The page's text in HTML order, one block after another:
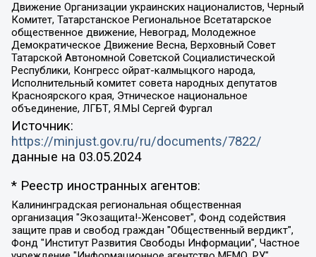
Движение Организации украинских националистов, Черный
Комитет, Татарстанское Региональное Всетатарское
общественное движение, Невоград, Молодежное
Демократическое Движение Весна, Верховный Совет
Татарской Автономной Советской Социалистической
Республики, Конгресс ойрат-калмыцкого народа,
Исполнительный комитет совета народных депутатов
Красноярского края, Этническое национальное
объединение, ЛГБТ, Я.МЫ Сергей Фургал
Источник:
https://minjust.gov.ru/ru/documents/7822/
данные на 03.05.2024
* Реестр иностранных агентов:
Калининградская региональная общественная организация "Экозащита!-Женсовет", Фонд содействия защите прав и свобод граждан "Общественный вердикт", Фонд "Институт Развития Свободы Информации", Частное учреждение "Информационное агентство МЕМО. РУ", Региональная общественная организация "Общественная комиссия по сохранению наследия академика Сахарова", Фонд поддержки свободы прессы, Санкт-Петербургская общественная правозащитная организация "Гражданский контроль", Межрегиональная общественная организация "Информационно-просветительский центр "Мемориал", Региональный Фонд "Центр Защиты Прав Средств Массовой Информации", с 05.12.2023 Фонд "Центр Защиты Прав Средств массовой информации", Региональная общественная благотворительная организация помощи беженцам и мигрантам "Гражданское содействие", Негосударственное образовательное учреждение дополнительного профессионального образования (повышение квалификации) специалистов "АКАДЕМИЯ ПО ПРАВАМ ЧЕЛОВЕКА", Свердловская региональная общественная организация "Сутяжник", Автономная некоммерческая организация "Центр независимых социологических исследований", Союз общественных объединений "Российский исследовательский центр по правам человека", Региональное общественное учреждение научно-информационный центр "МЕМОРИАЛ", Некоммерческая организация "Фонд защиты гласности", Автономная некоммерческая организация "Институт прав человека", Городская общественная организация "Екатеринбургское общество "МЕМОРИАЛ", Городская общественная организация "Рязанское историко-просветительское и правозащитное общество "Мемориал" (Рязанский Мемориал), Челябинский региональный орган общественной самодеятельности – женское общественное объединение "Женщины Евразии", Челябинский региональный орган общественной самодеятельности "Уральская правозащитная группа", Фонд содействия защите здоровья и социальной справедливости имени Андрея Рылькова, Автономная Некоммерческая Организация "Аналитический Центр Юрия Левады", Автономная некоммерческая организация социальной поддержки населения "Проект Апрель", Региональная общественная организация помощи женщинам и детям, находящимся в кризисной ситуации "Информационно-методический центр "Анна", Фонд содействия развитию массовых коммуникаций и правовому просвещению "Так-так-Так", Фонд содействия устойчивому развитию "Серебряная тайга", Свердловский региональный общественный фонд социальных проектов "Новое время", "Idel.Реалии", Кавказ.Реалии, Крым.Реалии, Телеканал Настоящее Время, Татаро-башкирская служба Радио Свобода (Azatliq Radiosi), Радио Свободная Европа/Радио Свобода (PCE/PC), "Сибирь.Реалии", "Фактограф", Благотворительный фонд помощи осужденным и их семьям, Автономная некоммерческая организация "Институт глобализации и социальных движений", Фонд "В защиту прав заключенных", Частное учреждение "Центр поддержки и содействия развитию средств массовой информации", Пензенский региональный общественный благотворительный фонд "Гражданский союз", "Север.Реалии", Некоммерческая организация Фонд "Правовая инициатива", Общество с ограниченной ответственностью "Радио Свободная Европа/Радио Свобода", Чешское информационное агентство "MEDIUM-ORIENT", Красноярская региональная общественная организация "Мы против СПИДа", Камалягин Денис Николаевич, Маркелов Сергей Евгеньевич, Пономарев Лев Александрович, Савицкая Людмила Алексеевна, Автономная некоммерческая организация "Центр по работе с проблемой насилия "НАСИЛИЮ.НЕТ", Межрегиональный профессиональный союз работников здравоохранения "Альянс врачей", Юридическое лицо, зарегистрированное в Латвийской Республике, SIA "Medusa Project" (регистрационный номер 40103797863, дата регистрации 10.06.2014), Некоммерческая организация "Фонд по борьбе с коррупцией", Автономная некоммерческая организация "Институт права и публичной политики", Баданин Роман Сергеевич, Гликин Максим Александрович, Железнова Мария Михайловна, Лукьянова Юлия Сергеевна, Маетная Елизавета Витальевна, Маняхин Петр Борисович, Чуракова Ольга Владимировна, Ярош Юлия Петровна, Юридическое лицо "The Insider SIA", зарегистрированное в Риге, Латвийская Республика (дата регистрации 26.06.2015), являющееся администратором доменного имени интернет-издания "The Insider SIA", https://theins.ru, Постернак Алексей Евгеньевич, Рубин Михаил Аркадьевич, Анин Роман Александрович, Юридическое лицо Istories fonds, зарегистрированное в Латвийской Республике (регистрационный номер 50008295751, дата регистрации 24.02.2020), Великовский Дмитрий Александрович, Долинина Ирина Николаевна, Мароховская Алеся Алексеевна, Шлейнов Роман Юрьевич, Шмагун Олеся Валентиновна, Общество с ограниченной ответственностью "Альтаир 2021", Общество с ограниченной ответственностью "Вега 2021", Общество с ограниченной ответственностью "Главный редактор 2021", Общество с ограниченной ответственностью "Ромашки монолит", Важенков Артем Валерьевич, Ивановская областная общественная организация "Центр гендерных исследований", Гурман Юрий Альбертович, Медиапроект "ОВД-Инфо", Егоров Владимир Владимирович, Жилинский Владимир Александрович, Общество с ограниченной ответственностью "ЗП", Иванова София Юрьевна, Карезина Инна Павловна, Кильтау Екатерина Викторовна, Петров Алексей Викторович, Пискунов Сергей Евгеньевич, Смирнов Сергей Сергеевич, Тихонов Михаил Сергеевич, Общество с ограниченной ответственностью "ЖУРНАЛИСТ-ИНОСТРАННЫЙ АГЕНТ", Арапова Галина Юрьевна, Вольтская Татьяна Анатольевна, Американская компания "Mason G.E.S. Anonymous Foundation" (США), являющаяся владельцем интернет-издания https://mnews.world/, Компания "Stichting Bellingcat", зарегистрированная в Нидерландах (дата регистрации 11.07.2018), Захаров Андрей Вячеславович, Клепиковская Екатерина Дмитриевна, Общество с ограниченной ответственностью "МЕМО", Перл Роман Александрович, Симонов Евгений Алексеевич, Соловьева Елена Анатольевна, Сотников Даниил Владимирович, Сурначева Елизавета Дмитриевна, Автономная некоммерческая организация по защите прав человека и информированию населения "Якутия – Наше Мнение", Общество с ограниченной ответственностью "Москоу диджитал медиа", с 26.01.2023 Общество с ограниченной ответственностью "Чайка Белые сады", Ветошкина Валерия Валерьевна, Заговора Максим Александрович, Межрегиональное общественное движение "Российская ЛГБТ - сеть", Оленичев Максим Владимирович, Павлов Иван Юрьевич, Скворцова Елена Сергеевна, Общество с ограниченной ответственностью "Как бы инагент", Кочетков Игорь Викторович, Общество с ограниченной ответственностью "Честные выборы", Еланчик Олег Александрович, Общество с ограниченной ответственностью "Нобелевский призыв", Гималова Регина Эмилевна, Григорьев Андрей Валерьевич, Григорьева Алина Александровна, Ассоциация по содействию защите прав призывников, альтернативнослужащих и военнослужащих "Правозащитная группа "Гражданин.Армия.Право", Хисамова Регина Фаритовна, Автономная некоммерческая организация по реализации социально-правовых программ "Лилит", Дальневосточное общественное движение "Маяк", Санкт-Петербургская ЛГБТ-инициативная группа "Выход", Инициативная группа ЛГБТ+ "Реверс", Алексеев Андрей Викторович, Бекбулатова Таисия Львовна, Беляев Иван Михайлович, Владыкина Елена Сергеевна, Гельман Марат Александрович, Никульшина Вероника Юрьевна, Толоконникова Надежда Андреевна, Шендерович Виктор Анатольевич, Общество с ограниченной ответственностью "Данное сообщение", Общество с ограниченной ответственностью Издательский дом "Новая глава", Айнбиндер Александра Александровна, Московский комьюнити-центр для ЛГБТ+инициатив, Благотворительный фонд развития филантропии, Deutsche Welle (Германия, Kurt-Schumacher-Strasse 3, 53113 Bonn), Борзунова Мария Михайловна, Воробьев Виктор Викторович, Голубева Анна Львовна, Константинова Алла Михайловна, Малкова Ирина Владимировна, Мурадов Мурад Абдулгалимович, Осетинская Елизавета Николаевна, Понасенков Евгений Николаевич, Ганапольский Матвей Юрьевич, Киселев Евгений Алексеевич, Борухович Ирина Григорьевна, Дремин Иван Тимофеевич, Дубровский Дмитрий Викторович, Красноярская региональная общественная организация поддержки и развития альтернативных образовательных технологий и межкультурных коммуникаций "ИНТЕРРА", Маяковская Екатерина Алексеевна, Фейгин Марк Захарович, Филимонов Андрей Викторович, Дзугкоева Регина Николаевна, Доброхотов Роман Александрович, Дудь Юрий Александрович, Елкин Сергей Владимирович, Кругликов Кирилл Игоревич, Сабунаева Мария Леонидовна, Семенов Алексей Владимирович, Шаинян Карен Багратович, Шульман Екатерина Михайловна, Асафьев Артур Валерьевич, Вахштайн Виктор Семенович, Венедиктов Алексей Алексеевич, Лушникова Екатерина Евгеньевна, Волков Леонид Михайлович, Невзоров Александр Глебович, Пархоменко Сергей Борисович, Сироткин Ярослав Николаевич, Кара-Мурза Владимир Владимирович, Баранова Наталья Владимировна, Гозман Леонид Яковлевич, Кагарлицкий Борис Юльевич, Климарев Михаил Валерьевич, Милов Владимир Станиславович, Автономная некоммерческая организация Краснодарский центр современного искусства "Типография", Моргенштерн Алишер Тагирович, Соболь Любовь Эдуардовна, Общество с ограниченной ответственностью "ЛИЗА НОРМ", Каспаров Гарри Кимович, Ходорковский Михаил Борисович, Общество с ограниченной ответственностью "Апрельские тезисы", Данилович Ирина Брониславовна, Кашин Олег Владимирович, Петров Николай Владимирович, Пивоваров Алексей Владимирович, Соколов Михаил Владимирович, Цветкова Юлия Владимировна, Чичваркин Евгений Александрович, Комитет против пыток/Команда против пыток, Общество с ограниченной ответственностью "Первый научный", Общество с ограниченной ответственностью "Вертолет и ко", Белоцерковская Вероника Борисовна, Кац Максим Евгеньевич, Лазарева Татьяна Юрьевна, Шаведдинов Руслан Табризович, Яшин Илья Валерьевич, Общество с ограниченной ответственностью "Иноагент ААВ", Алешковский Дмитрий Петрович, Альбац Евгения Марковна, Быков Дмитрий Львович, Галямина Юлия Евгеньевна, Лойко Сергей Леонидович, Мартынов Кирилл Константинович, Медведев Сергей Александрович, Крашенинников Федор Геннадиевич, Гордеева Катерина Вл